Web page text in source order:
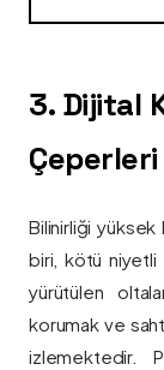
3. Dijital
Çeperleri
Bilinirliği yüksek
biri, kötü niyetli
yürütülen
korumak ve
izlemektedir.